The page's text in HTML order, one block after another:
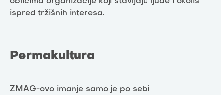
ispred tržišnih interesa.
Permakultura
ZMAG-ovo imanje samo je po sebi